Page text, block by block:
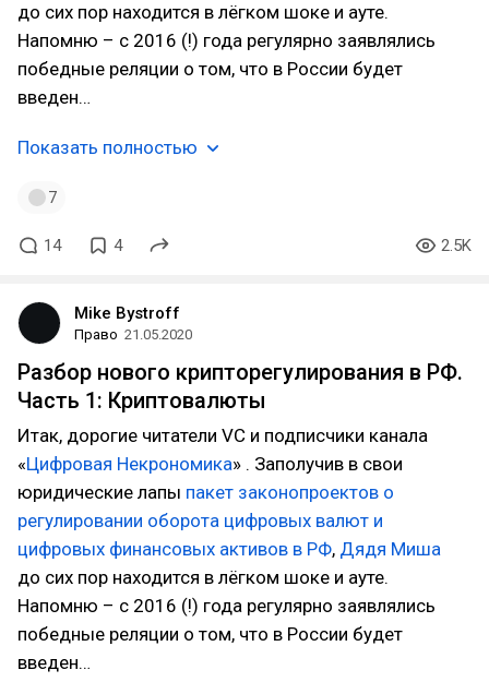
до сих пор находится в лёгком шоке и ауте.
Напомню – с 2016 (!) года регулярно заявлялись
победные реляции о том, что в России будет
введен…
Показать полностью
7
14 4 2.5K
Mike Bystroff
Право 21.05.2020
Разбор нового крипторегулирования в РФ.
Часть 1: Криптовалюты
Итак, дорогие читатели VC и подписчики канала
«Цифровая Некрономика» . Заполучив в свои
юридические лапы пакет законопроектов о
регулировании оборота цифровых валют и
цифровых финансовых активов в РФ, Дядя Миша
до сих пор находится в лёгком шоке и ауте.
Напомню – с 2016 (!) года регулярно заявлялись
победные реляции о том, что в России будет
введен…